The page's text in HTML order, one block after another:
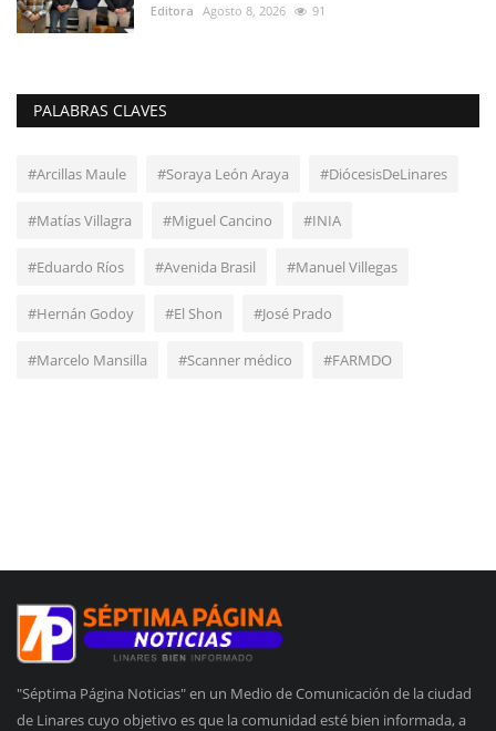
Editora Agosto 8, 2026 91
PALABRAS CLAVES
#Arcillas Maule #Soraya León Araya #DiócesisDeLinares
#Matías Villagra #Miguel Cancino #INIA
#Eduardo Ríos #Avenida Brasil #Manuel Villegas
#Hernán Godoy #El Shon #José Prado
#Marcelo Mansilla #Scanner médico #FARMDO
"Séptima Página Noticias" en un Medio de Comunicación de la ciudad
de Linares cuyo objetivo es que la comunidad esté bien informada, a